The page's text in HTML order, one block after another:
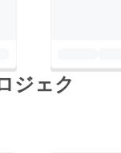
ジェク